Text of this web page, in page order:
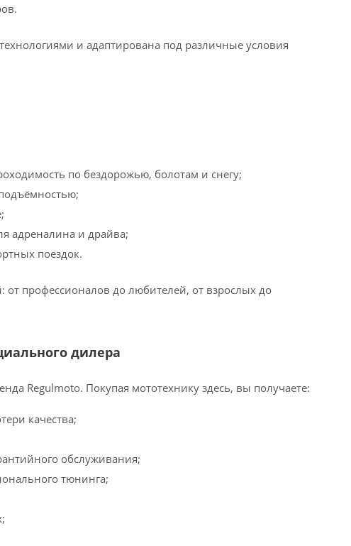
и адаптирована под различные условия
по бездорожью, болотам и снегу;
адреналина и драйва;
поездок.
от профессионалов до любителей, от взрослых до
дилера
Regulmoto. Покупая мототехнику здесь, вы получаете:
качества;
обслуживания;
тюнинга;